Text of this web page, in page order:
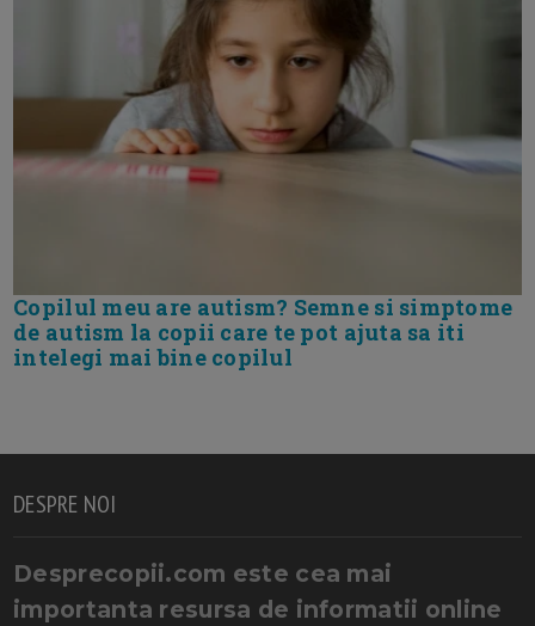
Copilul meu are autism? Semne si simptome
de autism la copii care te pot ajuta sa iti
intelegi mai bine copilul
DESPRE NOI
Desprecopii.com este cea mai
importanta resursa de informatii online